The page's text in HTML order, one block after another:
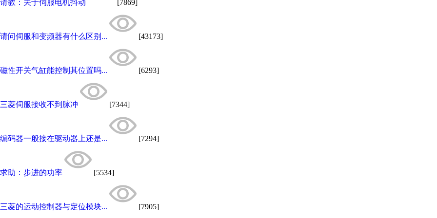
请教：关于伺服电机抖动 [7869]
请问伺服和变频器有什么区别... [43173]
磁性开关气缸能控制其位置吗... [6293]
三菱伺服接收不到脉冲 [7344]
编码器一般接在驱动器上还是... [7294]
求助：步进的功率 [5534]
三菱的运动控制器与定位模块... [7905]